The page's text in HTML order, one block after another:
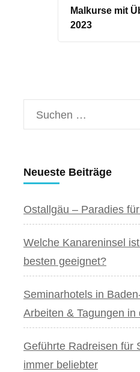
Malkurse mit
2023
Suchen
nach:
Neueste Beiträge
Ostallgäu – Paradies
Welche Kanareninsel
besten geeignet?
Seminarhotels in
Arbeiten & Tagungen in
Geführte Radreisen für
immer beliebter